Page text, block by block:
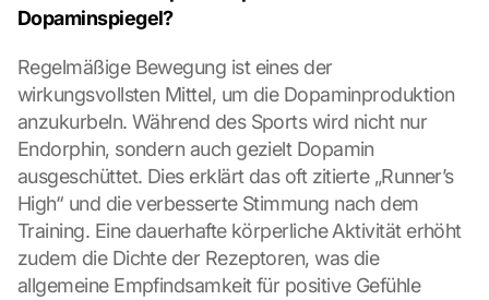
Dopaminspiegel?
Regelmäßige Bewegung ist eines der
wirkungsvollsten Mittel, um die Dopaminproduktion
anzukurbeln. Während des Sports wird nicht nur
Endorphin, sondern auch gezielt Dopamin
ausgeschüttet. Dies erklärt das oft zitierte „Runner’s
High“ und die verbesserte Stimmung nach dem
Training. Eine dauerhafte körperliche Aktivität erhöht
zudem die Dichte der Rezeptoren, was die
allgemeine Empfindsamkeit für positive Gefühle